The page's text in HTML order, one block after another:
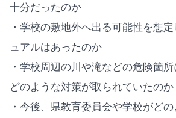
十分だったのか
・学校の敷地外へ出る可能性を想
ュアルはあったのか
・学校周辺の川や滝などの危険箇
どのような対策が取られていたのか
・今後、県教育委員会や学校がど